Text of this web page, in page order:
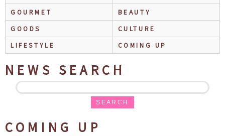
GOURMET
BEAUTY
GOODS
CULTURE
LIFESTYLE
COMING UP
NEWS SEARCH
SEARCH
COMING UP